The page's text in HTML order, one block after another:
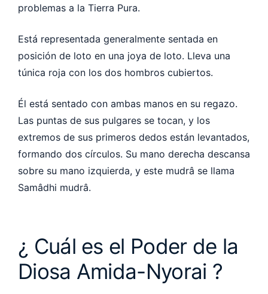
problemas a la Tierra Pura.
Está representada generalmente sentada en
posición de loto en una joya de loto. Lleva una
túnica roja con los dos hombros cubiertos.
Él está sentado con ambas manos en su regazo.
Las puntas de sus pulgares se tocan, y los
extremos de sus primeros dedos están levantados,
formando dos círculos. Su mano derecha descansa
sobre su mano izquierda, y este mudrâ se llama
Samâdhi mudrâ.
¿ Cuál es el Poder de la
Diosa Amida-Nyorai ?